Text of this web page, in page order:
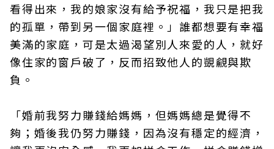
看得出來，我的娘家沒有給予祝福，我只是把我
的孤單，帶到另一個家庭裡。」誰都想要有幸福
美滿的家庭，可是太過渴望別人來愛的人，就好
像住家的窗戶破了，反而招致他人的覬覦與欺
負。
「婚前我努力賺錢給媽媽，但媽媽總是覺得不
夠；婚後我仍努力賺錢，因為沒有穩定的經濟，